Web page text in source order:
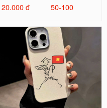
20.000 đ
50-100